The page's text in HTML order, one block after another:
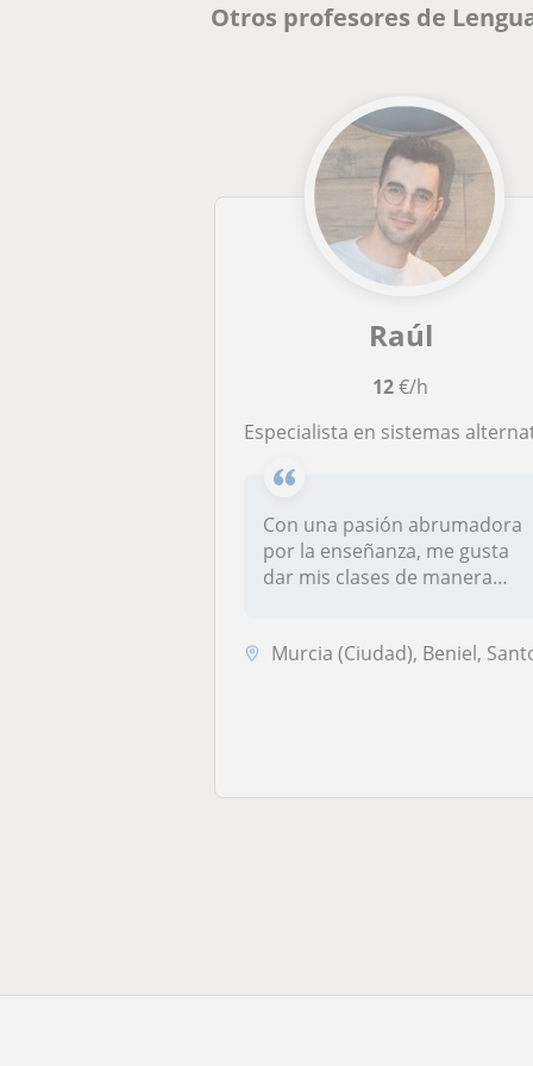
Otros profesores de
Raúl
12€/h
Especialista en sistemas alternativos y aumentativos de comunicación se ofrece para enseñar LSE y clases de
Con una pasión abrumadora
por la enseñanza, me gusta
dar mis clases de manera
Murcia (Ciudad), Beniel,